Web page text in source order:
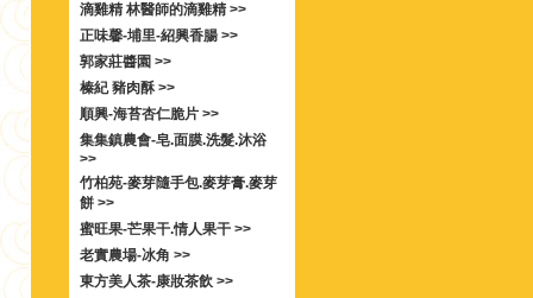
滴雞精 林醫師的滴雞精 >>
正味馨-埔里-紹興香腸 >>
郭家莊醬園 >>
榛紀 豬肉酥 >>
順興-海苔杏仁脆片 >>
集集鎮農會-皂.面膜.洗髮.沐浴
>>
竹柏苑-麥芽隨手包.麥芽膏.麥芽
餅 >>
蜜旺果-芒果干.情人果干 >>
老實農場-冰角 >>
東方美人茶-康妝茶飲 >>